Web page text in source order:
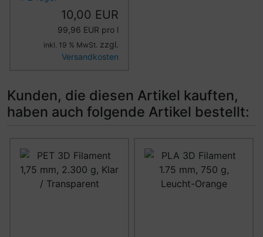
10,00 EUR
99,96 EUR pro l
inkl. 19 % MwSt. zzgl.
Versandkosten
Kunden, die diesen Artikel kauften,
haben auch folgende Artikel bestellt: